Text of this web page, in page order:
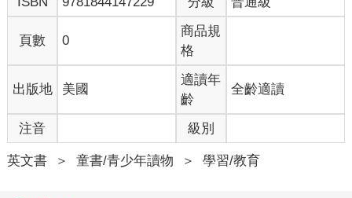
頁數 0
商品規
格
出版地 美國
適讀年
齡
全齡適讀
注音 級別
英文書 ＞ 童書/青少年讀物 ＞ 學習/教育